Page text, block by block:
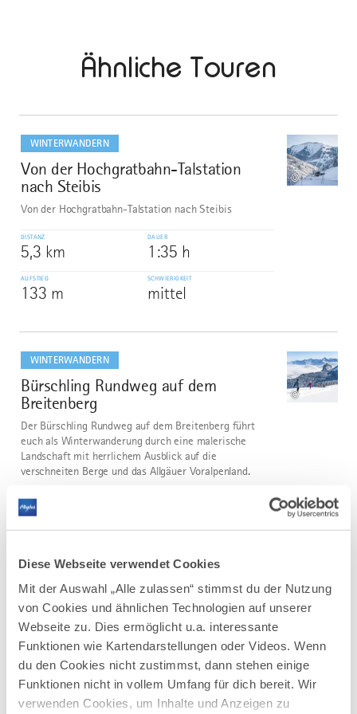
Diese Webseite verwendet Cookies
Mit der Auswahl „Alle zulassen“ stimmst du der Nutzung
von Cookies und ähnlichen Technologien auf unserer
Webseite zu. Dies ermöglicht u.a. interessante
Funktionen wie Kartendarstellungen oder Videos. Wenn
du den Cookies nicht zustimmst, dann stehen einige
Funktionen nicht in vollem Umfang für dich bereit. Wir
verwenden Cookies, um Inhalte und Anzeigen zu
Ähnliche Touren
WINTERWANDERN
1
Von der Hochgratbahn-Talstation
nach Steibis
©
Von der Hochgratbahn-Talstation nach Steibis
DISTANZ
5,3 km
DAUER
1:35 h
AUFSTIEG
133 m
SCHWIERIGKEIT
mittel
dazu
WINTERWANDERN
2
Bürschling Rundweg auf dem
Breitenberg
©
Der Bürschling Rundweg auf dem Breitenberg führt
euch als Winterwanderung durch eine malerische
Landschaft mit herrlichem Ausblick auf die
verschneiten Berge und das Allgäuer Voralpenland.
DISTANZ
2,0 km
178 m mittel
dazu
WINTERWANDERN
3
Winterwandern auf dem Carl
Hirnbeinweg
©
Der Weg führt uns über verschneite Wiesen und
Wälder auf gespurter Trasse nach Missen-Wilhams.
dazu